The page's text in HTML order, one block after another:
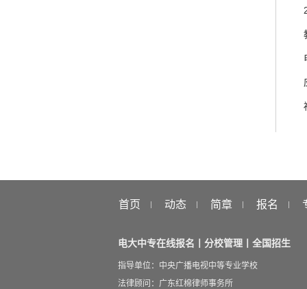
首页 动态 简章 报名
电大中专在线报名丨分校管理丨全国招生
指导单位：中央广播电视中等专业学校
法律顾问：广东红棉律师事务所